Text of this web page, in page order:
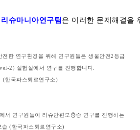
리슈마니아연구팀은 이러한 문제해결을
전한 연구환경을 위해 연구원들은 생물안전2 등급
2) 실험실에서 연구를 진행합니다
(한국파스퇴르연구소)
서 연구원들이 리슈만편모충증 연구를 진행하는
습 (한국파스퇴르연구소)